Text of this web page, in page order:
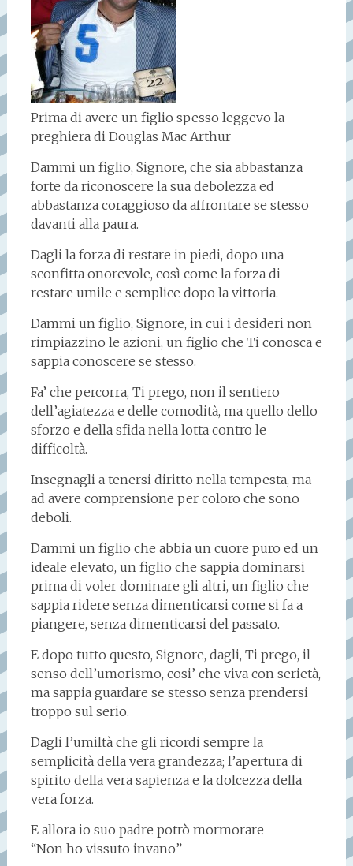
Prima di avere un figlio spesso leggevo la
preghiera di Douglas Mac Arthur
Dammi un figlio, Signore, che sia abbastanza
forte da riconoscere la sua debolezza ed
abbastanza coraggioso da affrontare se stesso
davanti alla paura.
Dagli la forza di restare in piedi, dopo una
sconfitta onorevole, così come la forza di
restare umile e semplice dopo la vittoria.
Dammi un figlio, Signore, in cui i desideri non
rimpiazzino le azioni, un figlio che Ti conosca e
sappia conoscere se stesso.
Fa’ che percorra, Ti prego, non il sentiero
dell’agiatezza e delle comodità, ma quello dello
sforzo e della sfida nella lotta contro le
difficoltà.
Insegnagli a tenersi diritto nella tempesta, ma
ad avere comprensione per coloro che sono
deboli.
Dammi un figlio che abbia un cuore puro ed un
ideale elevato, un figlio che sappia dominarsi
prima di voler dominare gli altri, un figlio che
sappia ridere senza dimenticarsi come si fa a
piangere, senza dimenticarsi del passato.
E dopo tutto questo, Signore, dagli, Ti prego, il
senso dell’umorismo, cosi’ che viva con serietà,
ma sappia guardare se stesso senza prendersi
troppo sul serio.
Dagli l’umiltà che gli ricordi sempre la
semplicità della vera grandezza; l’apertura di
spirito della vera sapienza e la dolcezza della
vera forza.
E allora io suo padre potrò mormorare
“Non ho vissuto invano”